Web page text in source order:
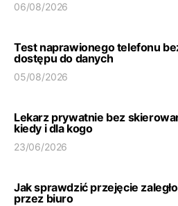
06/08/2026
Test naprawionego telefonu
dostępu do danych
05/08/2026
Lekarz prywatnie bez
kiedy i dla kogo
23/06/2026
Jak sprawdzić przejęcie
przez biuro